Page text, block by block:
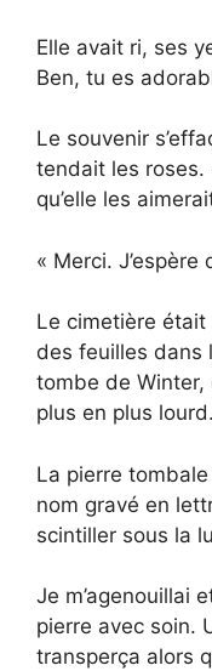
Elle avait ri, ses
Ben, tu es
Le souvenir
tendait les roses.
qu’elle les
« Merci. J’espère
Le cimetière
des feuilles dans
tombe de Winter,
plus en plus lourd.
La pierre
nom gravé en
scintiller sous la
Je m’agenouillai
pierre avec soin.
transperça alors